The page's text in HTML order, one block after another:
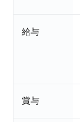
給与
賞与